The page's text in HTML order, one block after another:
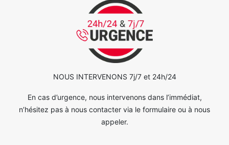
NOUS INTERVENONS 7j/7 et 24h/24
En cas d’urgence, nous intervenons dans l’immédiat,
n’hésitez pas à nous contacter via le formulaire ou à nous
appeler.